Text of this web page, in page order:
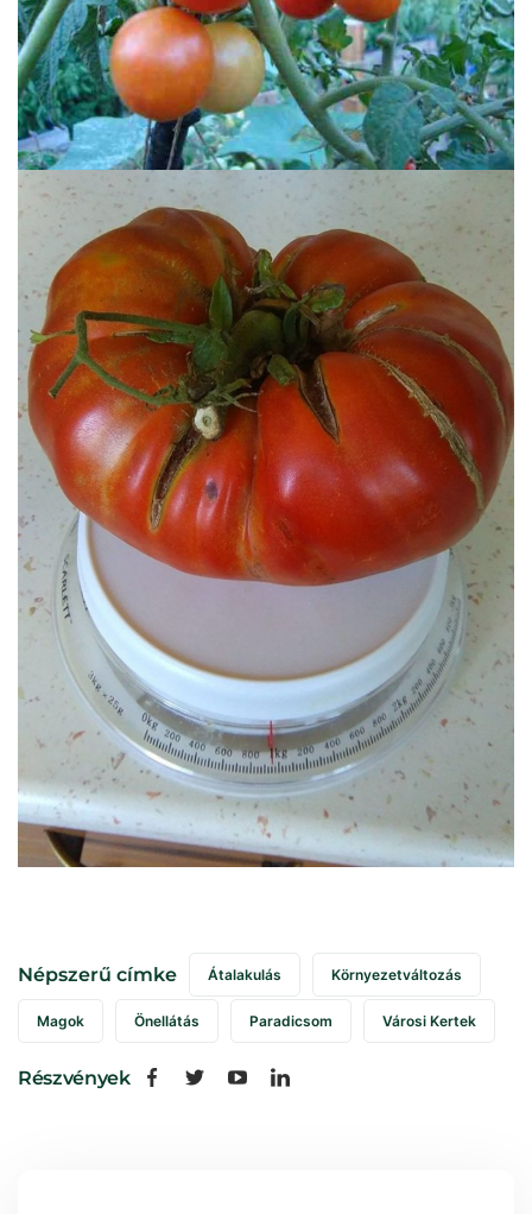
Népszerű címke Átalakulás Környezetváltozás
Magok Önellátás Paradicsom Városi Kertek
Részvények